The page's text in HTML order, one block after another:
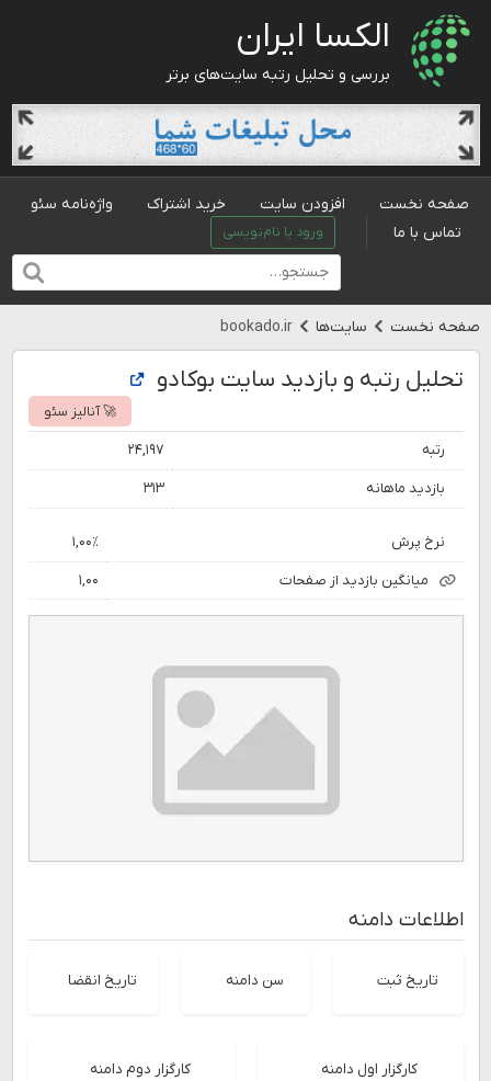
الکسا ایران
بررسی و تحلیل رتبه سایت‌های برتر
صفحه نخست افزودن سایت خرید اشتراک
واژه‌نامه سئو
تماس با ما
ورود یا نام‌نویسی
صفحه نخست سایت‌ها bookado.ir
تحلیل رتبه و بازدید سایت بوکادو
🚀 آنالیز سئو
رتبه ۲۴,۱۹۷
بازدید ماهانه ۳۱۳
نرخ پرش ۱,۰۰٪
میانگین بازدید از صفحات ۱,۰۰
اطلاعات دامنه
تاریخ ثبت سن دامنه تاریخ انقضا
کارگزار اول دامنه کارگزار دوم دامنه